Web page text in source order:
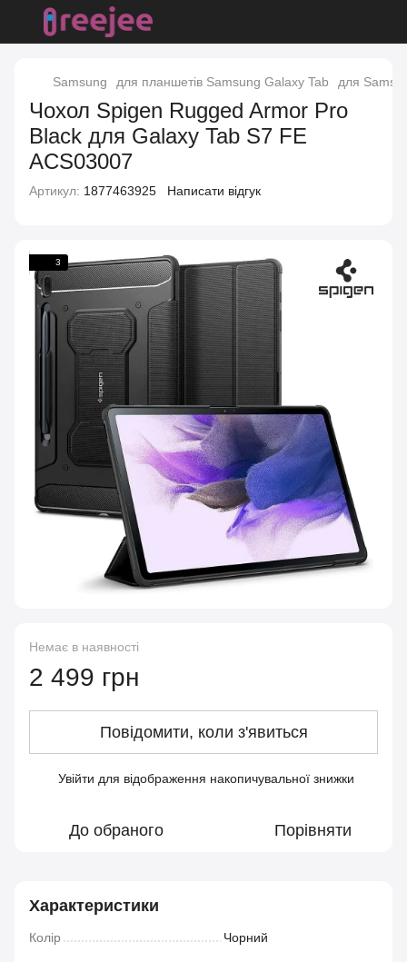
Samsung для планшетів Samsung Galaxy Tab для
Чохол Spigen Rugged Armor Pro
Black для Galaxy Tab S7 FE
ACS03007
Артикул: 1877463925 Написати відгук
3
Немає в наявності
2 499 грн
Повідомити, коли з'явиться
Увійти для відображення накопичувальної знижки
До обраного Порівняти
Характеристики
Колір Чорний